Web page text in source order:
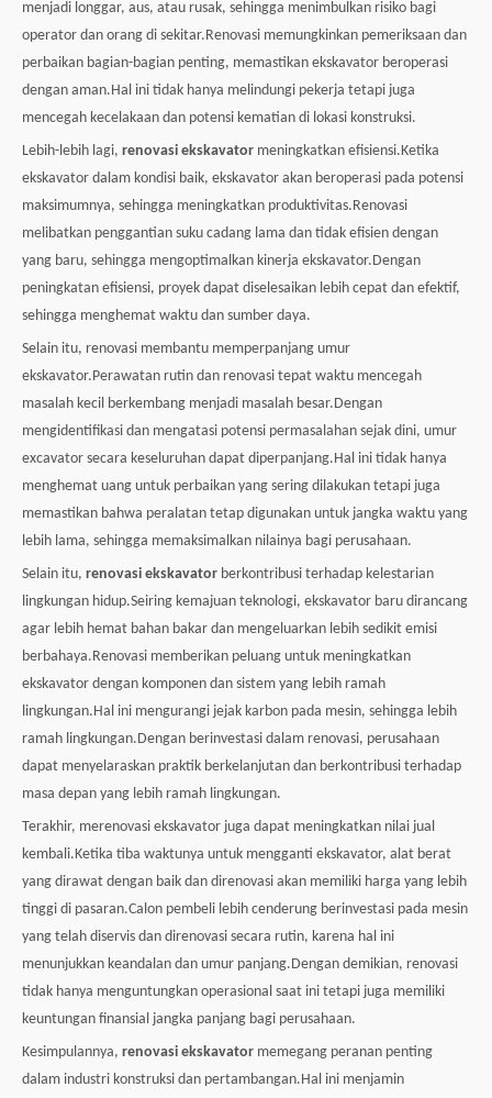
menjadi longgar, aus, atau rusak, sehingga menimbulkan risiko bagi
operator dan orang di sekitar.Renovasi memungkinkan pemeriksaan dan
perbaikan bagian-bagian penting, memastikan ekskavator beroperasi
dengan aman.Hal ini tidak hanya melindungi pekerja tetapi juga
mencegah kecelakaan dan potensi kematian di lokasi konstruksi.
Lebih-lebih lagi, renovasi ekskavator meningkatkan efisiensi.Ketika
ekskavator dalam kondisi baik, ekskavator akan beroperasi pada potensi
maksimumnya, sehingga meningkatkan produktivitas.Renovasi
melibatkan penggantian suku cadang lama dan tidak efisien dengan
yang baru, sehingga mengoptimalkan kinerja ekskavator.Dengan
peningkatan efisiensi, proyek dapat diselesaikan lebih cepat dan efektif,
sehingga menghemat waktu dan sumber daya.
Selain itu, renovasi membantu memperpanjang umur
ekskavator.Perawatan rutin dan renovasi tepat waktu mencegah
masalah kecil berkembang menjadi masalah besar.Dengan
mengidentifikasi dan mengatasi potensi permasalahan sejak dini, umur
excavator secara keseluruhan dapat diperpanjang.Hal ini tidak hanya
menghemat uang untuk perbaikan yang sering dilakukan tetapi juga
memastikan bahwa peralatan tetap digunakan untuk jangka waktu yang
lebih lama, sehingga memaksimalkan nilainya bagi perusahaan.
Selain itu, renovasi ekskavator berkontribusi terhadap kelestarian
lingkungan hidup.Seiring kemajuan teknologi, ekskavator baru dirancang
agar lebih hemat bahan bakar dan mengeluarkan lebih sedikit emisi
berbahaya.Renovasi memberikan peluang untuk meningkatkan
ekskavator dengan komponen dan sistem yang lebih ramah
lingkungan.Hal ini mengurangi jejak karbon pada mesin, sehingga lebih
ramah lingkungan.Dengan berinvestasi dalam renovasi, perusahaan
dapat menyelaraskan praktik berkelanjutan dan berkontribusi terhadap
masa depan yang lebih ramah lingkungan.
Terakhir, merenovasi ekskavator juga dapat meningkatkan nilai jual
kembali.Ketika tiba waktunya untuk mengganti ekskavator, alat berat
yang dirawat dengan baik dan direnovasi akan memiliki harga yang lebih
tinggi di pasaran.Calon pembeli lebih cenderung berinvestasi pada mesin
yang telah diservis dan direnovasi secara rutin, karena hal ini
menunjukkan keandalan dan umur panjang.Dengan demikian, renovasi
tidak hanya menguntungkan operasional saat ini tetapi juga memiliki
keuntungan finansial jangka panjang bagi perusahaan.
Kesimpulannya, renovasi ekskavator memegang peranan penting
dalam industri konstruksi dan pertambangan.Hal ini menjamin